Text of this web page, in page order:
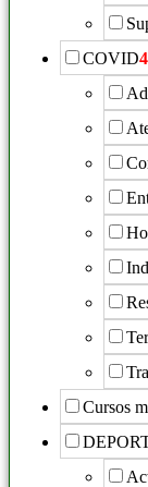
COVID
Cursos